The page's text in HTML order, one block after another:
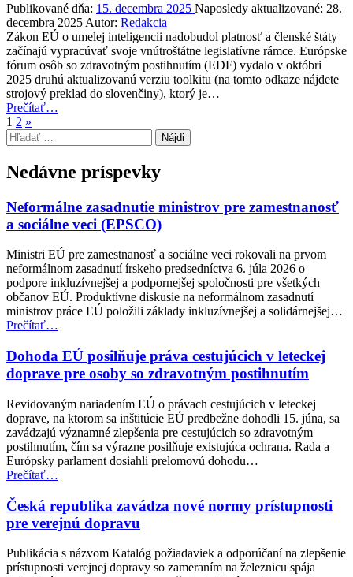
Publikované dňa: 15. decembra 2025 Naposledy aktualizované: 28.
decembra 2025 Autor: Redakcia
Zákon EÚ o umelej inteligencii nadobudol platnosť a členské štáty
začínajú vypracúvať svoje vnútroštátne legislatívne rámce. Európske
fórum osôb so zdravotným postihnutím (EDF) vydalo v októbri
2025 druhú aktualizovanú verziu toolkitu (na tomto odkaze nájdete
strojový preklad do slovenčiny), ktorý je…
Prečítať“Toolkit
zákona
o
umelej
a
zohľadnenie
práv
osôb
so
zdravotným
postihnutím”
…
1 2 Nasledujúca
stránka
»
Hľadať:
Nedávne príspevky
Neformálne zasadnutie ministrov pre zamestnanosť
a sociálne veci (EPSCO)
Ministri EÚ pre zamestnanosť a sociálne veci rokovali na prvom
neformálnom zasadnutí írskeho predsedníctva 6. júla 2026 o
podpore inkluzívnejšej a podpornejšej spoločnosti pre všetkých
občanov EÚ. Produktívne diskusie na neformálnom zasadnutí
ministrov práce EÚ položili základy inkluzívnejšej a solidárnejšej…
Prečítať“Neformálne
ministrov
zamestnanosť
sociálne
veci
(EPSCO)”
…
Dohoda EÚ posilňuje práva cestujúcich v leteckej
doprave pre osoby so zdravotným postihnutím
Revidovaným nariadením EÚ o právach cestujúcich v leteckej
doprave, na ktorom sa inštitúcie EÚ predbežne dohodli 15. júna, sa
zavádzajú významné zlepšenia pre cestujúcich so zdravotným
postihnutím, čím sa výrazne posilňuje existujúca ochrana. Rada a
Európsky parlament dosiahli prelomovú dohodu…
Prečítať“Dohoda
posilňuje
práva
cestujúcich
leteckej
doprave
…
Česká republika zavádza nové normy prístupnosti
pre verejnú dopravu
Publikácia s názvom Katalóg požiadaviek a odporúčaní na zlepšenie
prístupnosti verejnej dopravy so zameraním na železnicu spája